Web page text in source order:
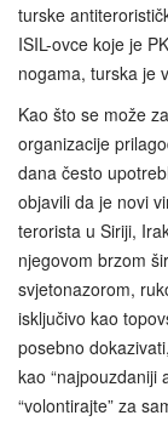
turske
ISIL-ovce koje je
nogama, turska je
Kao što se može
organizacije
dana često
objavili da je novi
terorista u Siriji,
njegovom brzom
svjetonazorom,
isključivo kao
posebno
kao “najpouzdaniji
“volontirajte” za